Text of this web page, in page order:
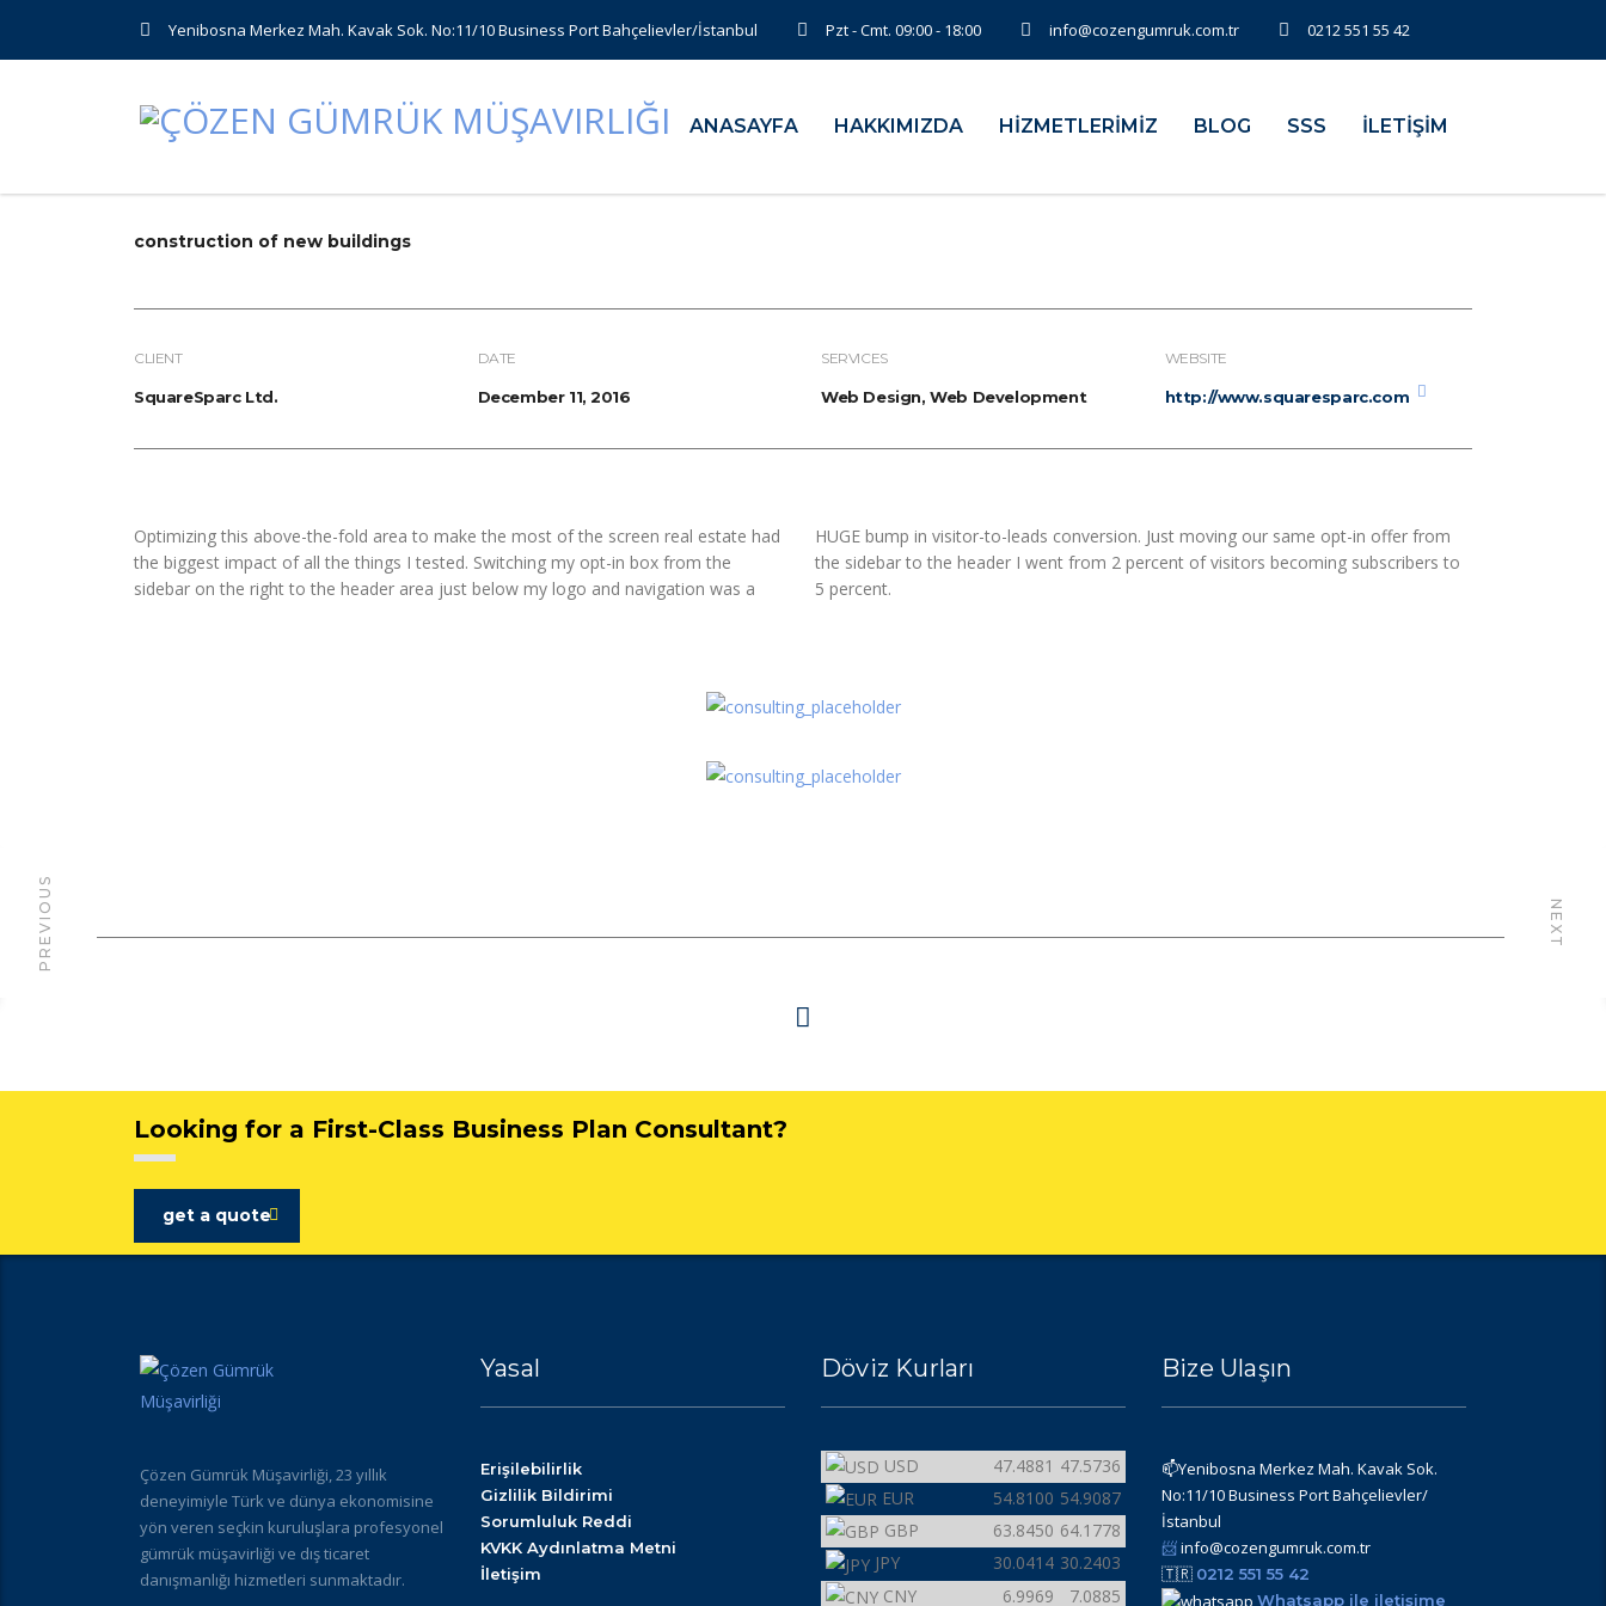
Yenibosna Merkez Mah. Kavak Sok. No:11/10 Business Port Bahçelievler/İstanbul Pzt - Cmt. 09:00 - 18:00 info@cozengumruk.com.tr 0212 551 55 42
ANASAYFA HAKKIMIZDA HİZMETLERİMİZ BLOG SSS İLETİŞİM
construction of new buildings
CLIENT
SquareSparc Ltd.
DATE
December 11, 2016
SERVICES
Web Design, Web Development
WEBSITE
http://www.squaresparc.com
Optimizing this above-the-fold area to make the most of the screen real estate had
the biggest impact of all the things I tested. Switching my opt-in box from the
sidebar on the right to the header area just below my logo and navigation was a
HUGE bump in visitor-to-leads conversion. Just moving our same opt-in offer from
the sidebar to the header I went from 2 percent of visitors becoming subscribers to
5 percent.
PREVIOUS NEXT
Looking for a First-Class Business Plan Consultant?
get a quote
Çözen Gümrük Müşavirliği, 23 yıllık
deneyimiyle Türk ve dünya ekonomisine
yön veren seçkin kuruluşlara profesyonel
gümrük müşavirliği ve dış ticaret
danışmanlığı hizmetleri sunmaktadır.
Yasal
Erişilebilirlik
Gizlilik Bildirimi
Sorumluluk Reddi
KVKK Aydınlatma Metni
İletişim
Döviz Kurları
USD 47.5736
47.4881
EUR
54.9087
54.8100
GBP
64.1778
63.8450
JPY
30.2403
30.0414
CNY
7.0885
6.9969
Bize Ulaşın
📫Yenibosna Merkez Mah. Kavak Sok.
No:11/10 Business Port Bahçelievler/
İstanbul
📨info@cozengumruk.com.tr
🇹🇷 0212 551 55 42
Whatsapp ile iletişime